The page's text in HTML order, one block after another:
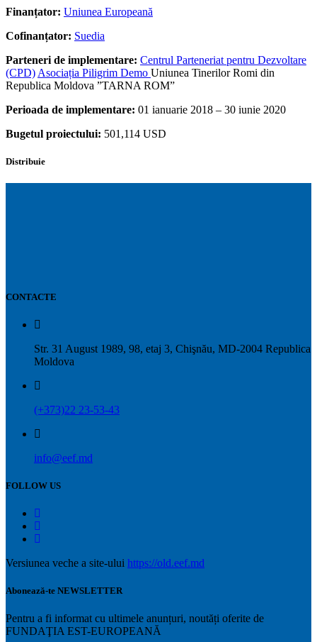
Finanțator: Uniunea Europeană
Cofinanțator: Suedia
Parteneri de implementare: Centrul Parteneriat pentru Dezvoltare
(CPD) Asociația Piligrim Demo Uniunea Tinerilor Romi din
Republica Moldova ”TARNA ROM”
Perioada de implementare: 01 ianuarie 2018 – 30 iunie 2020
Bugetul proiectului: 501,114 USD
Distribuie
CONTACTE
Str. 31 August 1989, 98, etaj 3, Chişnău, MD-2004 Republica
Moldova
(+373)22 23-53-43
info@eef.md
FOLLOW US
Versiunea veche a site-ului https://old.eef.md
Abonează-te NEWSLETTER
Pentru a fi informat cu ultimele anunțuri, noutăți oferite de
FUNDAŢIA EST-EUROPEANĂ